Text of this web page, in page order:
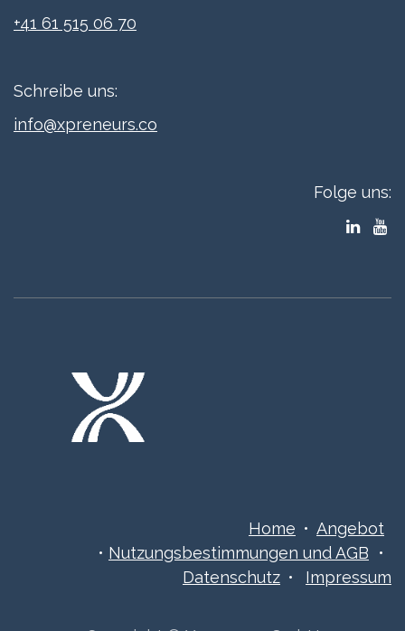
+41 61 515 06 70
Schreibe uns:
info@xpreneurs.co
Folge uns:
Home • Angebot
• Nutzungsbestimmungen ​​​und AGB •
Datenschutz • Impressum